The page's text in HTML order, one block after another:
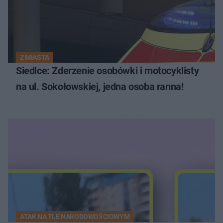
Z MIASTA
Siedlce: Zderzenie osobówki i motocyklisty
na ul. Sokołowskiej, jedna osoba ranna!
ATAK NA TLE NARODOWOŚCIOWYM